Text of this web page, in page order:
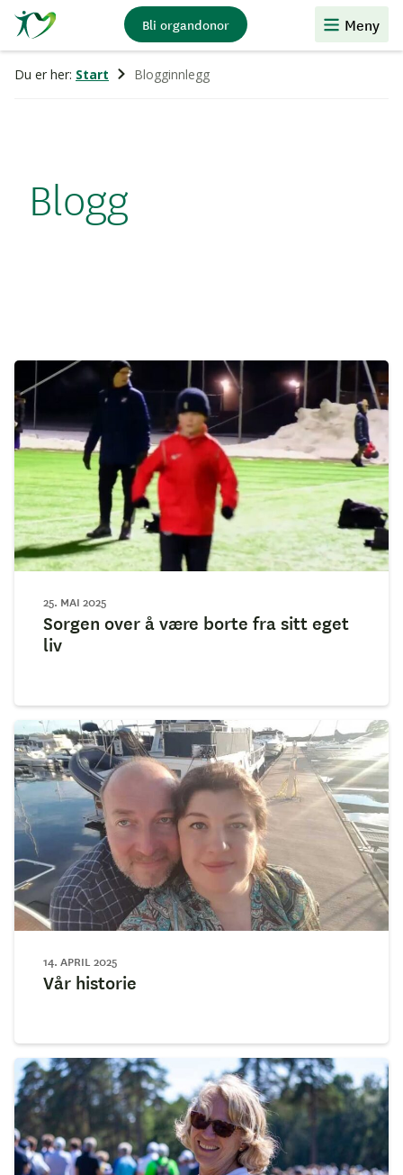
Stiftelsen
Organdonasjon
Bli organdonor Meny
Du er her: Start Blogginnlegg
Blogg
25. MAI 2025
Sorgen over å være borte fra sitt eget
liv
14. APRIL 2025
Vår historie